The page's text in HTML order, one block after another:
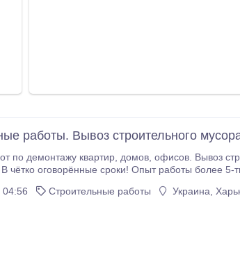
работы. Вывоз строительного
офисов. Вывоз строительного мусора. Бесплатный выезд на составление сметы.
Опыт работы более 5-ти лет! Адекватные цены. Работаем без выходных! Звоните,
04:56
Строительные работы Украина,